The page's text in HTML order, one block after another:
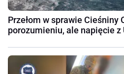
Przełom w sprawie Cieśniny
porozumieniu, ale napięcie z